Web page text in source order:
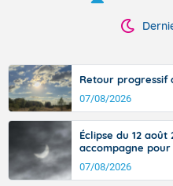
Retour progressif
07/08/2026
Éclipse du 12
accompagne
07/08/2026